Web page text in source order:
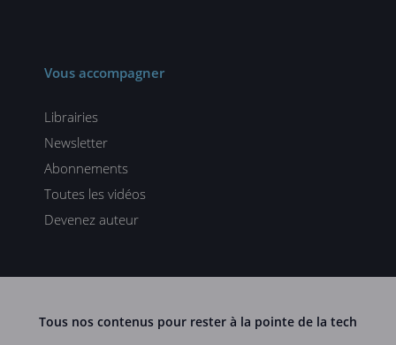
Vous accompagner
Librairies
Newsletter
Abonnements
Toutes les vidéos
Devenez auteur
Tous nos contenus pour rester à la pointe de la tech